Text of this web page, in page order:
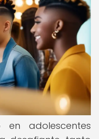
adolescentes